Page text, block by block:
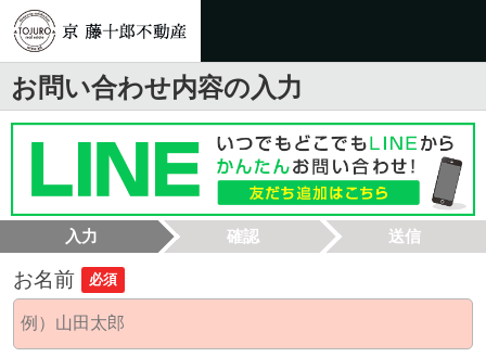
お問い合わせ内容の入力
入力 確認 送信
お名前 必須